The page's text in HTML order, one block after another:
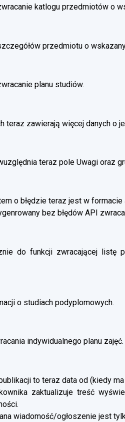
katlogu przedmiotów o
przedmiotu o
planu studiów.
teraz zawierają więcej danych o
teraz pole Uwagi oraz
o błędzie teraz jest w
bez błędów API
do funkcji zwracającej listę
o studiach podyplomowych.
indywidualnego planu zajęć.
to teraz data od (kiedy
zaktualizuje treść
wiadomość/ogłoszenie jest